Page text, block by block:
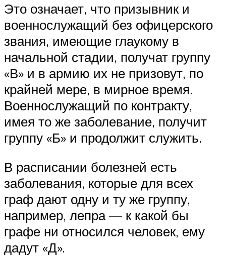
Это означает, что призывник и
военнослужащий без офицерского
звания, имеющие глаукому в
начальной стадии, получат группу
«В» и в армию их не призовут, по
крайней мере, в мирное время.
Военнослужащий по контракту,
имея то же заболевание, получит
группу «Б» и продолжит служить.
В расписании болезней есть
заболевания, которые для всех
граф дают одну и ту же группу,
например, лепра — к какой бы
графе ни относился человек, ему
дадут «Д».